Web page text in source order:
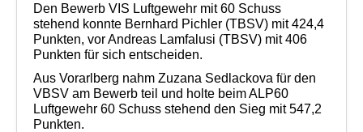
Den Bewerb VIS Luftgewehr mit 60 Schuss
stehend konnte Bernhard Pichler (TBSV) mit 424,4
Punkten, vor Andreas Lamfalusi (TBSV) mit 406
Punkten für sich entscheiden.
Aus Vorarlberg nahm Zuzana Sedlackova für den
VBSV am Bewerb teil und holte beim ALP60
Luftgewehr 60 Schuss stehend den Sieg mit 547,2
Punkten.